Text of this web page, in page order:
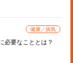
健康／病気
必要なこととは？